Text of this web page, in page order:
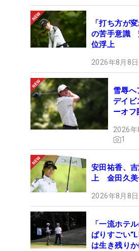
「打ち方が
の苦手意識
位浮上
2026年8月8
雪辱
デイビ
ーオフ
2026
1
安田祐香、
上 金田久美
2026年8月8
「一流ホテ
ぱりすごい
は生き残り